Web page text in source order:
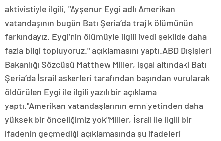
aktivistiyle ilgili, "Ayşenur Eygi adlı Amerikan
vatandaşının bugün Batı Şeria’da trajik ölümünün
farkındayız. Eygi’nin ölümüyle ilgili ivedi şekilde daha
fazla bilgi topluyoruz." açıklamasını yaptı.ABD Dışişleri
Bakanlığı Sözcüsü Matthew Miller, işgal altındaki Batı
Şeria’da İsrail askerleri tarafından başından vurularak
öldürülen Eygi ile ilgili yazılı bir açıklama
yaptı."Amerikan vatandaşlarının emniyetinden daha
yüksek bir önceliğimiz yok"Miller, İsrail ile ilgili bir
ifadenin geçmediği açıklamasında şu ifadeleri